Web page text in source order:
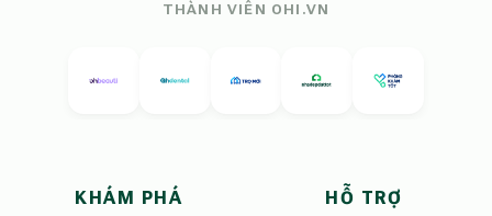
THÀNH VIÊN OHI.VN
KHÁM PHÁ HỖ TRỢ